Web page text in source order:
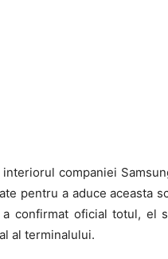
companiei
pentru a aduce aceasta
confirmat oficial totul, el
al terminalului.